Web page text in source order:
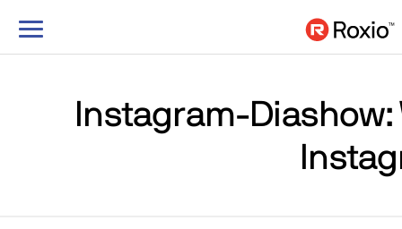
Navigation
Instagram-